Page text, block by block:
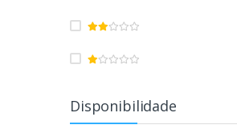
Disponibilidade